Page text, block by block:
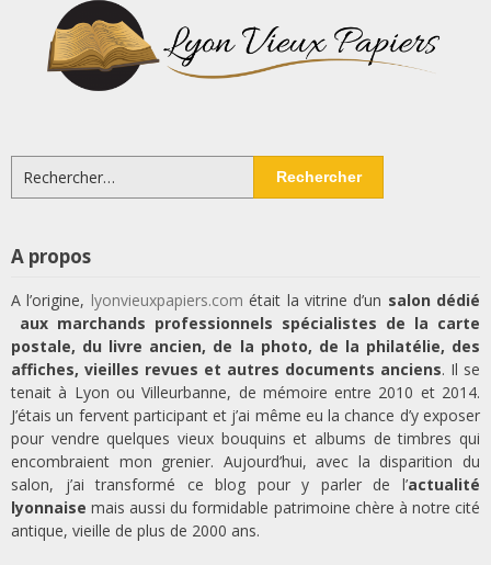
Rechercher :
A propos
A l’origine, lyonvieuxpapiers.com était la vitrine d’un salon dédié
aux marchands professionnels spécialistes de la carte
postale, du livre ancien, de la photo, de la philatélie, des
affiches, vieilles revues et autres documents anciens. Il se
tenait à Lyon ou Villeurbanne, de mémoire entre 2010 et 2014.
J’étais un fervent participant et j’ai même eu la chance d’y exposer
pour vendre quelques vieux bouquins et albums de timbres qui
encombraient mon grenier. Aujourd’hui, avec la disparition du
salon, j’ai transformé ce blog pour y parler de l’actualité
lyonnaise mais aussi du formidable patrimoine chère à notre cité
antique, vieille de plus de 2000 ans.